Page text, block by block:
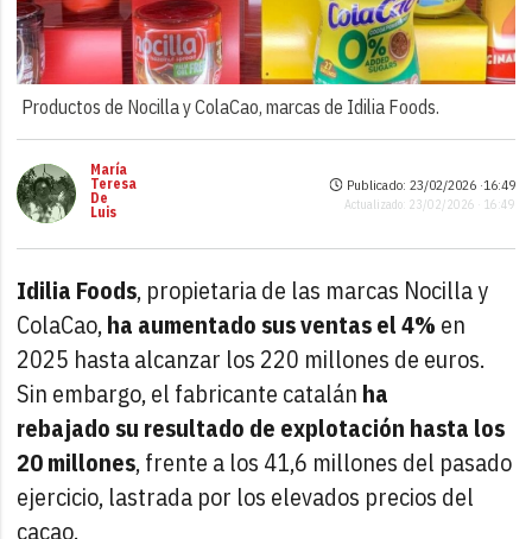
Productos de Nocilla y ColaCao, marcas de Idilia Foods.
María
Teresa
De
Luis
Publicado: 23/02/2026 ·16:49
Actualizado: 23/02/2026 · 16:49
Idilia Foods, propietaria de las marcas Nocilla y
ColaCao,ha aumentado sus ventas el 4% en
2025 hasta alcanzar los 220 millones de euros.
Sin embargo, el fabricante catalán ha
rebajado su resultado de explotación hasta los
20 millones, frente a los 41,6 millones del pasado
ejercicio, lastrada por los elevados precios del
cacao.